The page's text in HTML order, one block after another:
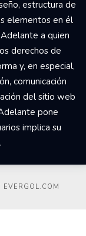
estructura de
elementos en él
a quien
derechos de
y, en especial,
comunicación
del sitio web
pone
implica su
EVERGOL.COM